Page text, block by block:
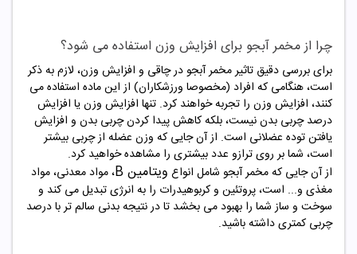
چرا از مخمر آبجو برای افزایش وزن استفاده می شود؟
برای بررسی دقیق تاثیر مخمر آبجو در چاقی و افزایش وزن، لازم به ذکر
است، هنگامی که افراد (مخصوصا ورزشکاران) از این ماده استفاده می
کنند، افزایش وزن را تجربه خواهند کرد. تنها افزایش وزن یا افزایش
درصد چربی بدن نیست، بلکه کاهش پیدا کردن چربی بدن و افزایش
یافتن توده عضلانی است. از آن جایی که وزن عضله از چربی بیشتر
است، شما بر روی ترازو عدد بیشتری را مشاهده خواهید کرد.
از آن جایی که مخمر آبجو شامل انواع ویتامین B
، مواد معدنی، مواد
مغذی و... است، پروتئین و کربوهیدرات را به انرژی تبدیل می کند و
سوخت و ساز شما را بهبود می بخشد تا در نتیجه بدنی سالم تر با درصد
چربی کمتری داشته باشید.